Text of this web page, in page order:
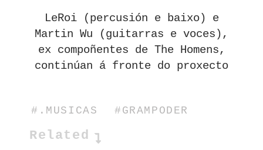
LeRoi (percusión e baixo) e
Martin Wu (guitarras e voces),
ex compoñentes de The Homens,
continúan á fronte do proxecto
#.MUSICAS #GRAMPODER
Related